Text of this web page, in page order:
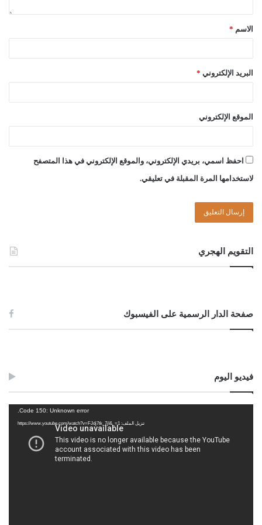
أحمد ميلاد قدور
الصادق بن عبد الرحمن الغرياني
مفتي عام ليبيا
11//03//2019م
الاسم *
البريد الإلكتروني *
الموقع الإلكتروني
احفظ اسمي، بريدي الإلكتروني، والموقع الإلكتروني في هذا المتصفح
لاستخدامها المرة المقبلة في تعليقي.
التقويم الهجري
صفحة الدار الرسمية على الفيسبوك
فيديو اليوم
Code 150: Unknown error.
تنزيل الملف: https://www.youtube.com/watch?v=FJdj7tk_7jI&_=1